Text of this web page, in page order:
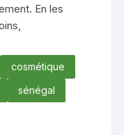
En les
cosmétique
sénégal